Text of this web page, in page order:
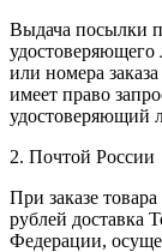
Выдача посылки
удостоверяющего
или номера
имеет право
удостоверяющий
2. Почтой России
При заказе
рублей доставка
Федерации,